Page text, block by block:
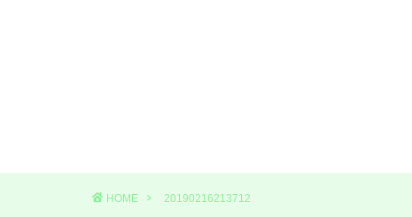
HOME 20190216213712